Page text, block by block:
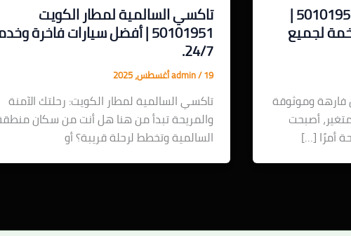
رقم تكسي الكويت: اتصل 50101951 |
لجميع
وموثوقة
أصبحت
أمرًا […]
تاكسي السالمية لمطار الكويت
50101951 | أفضل سيارات فاخرة
24/7.
admin/19 أغسطس، 2025
تاكسي السالمية لمطار الكويت: رحلتك الآمنة
والمريحة تبدأ من هنا هل أنت من سكان
السالمية وتخطط لرحلة قريبة؟ أو